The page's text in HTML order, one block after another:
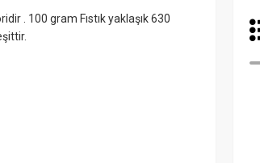
. 100 gram Fıstık yaklaşık 630